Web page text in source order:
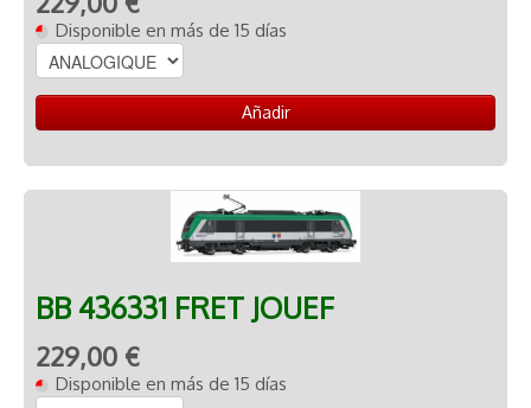
Disponible en más de 15 días
Añadir
BB 436331 FRET JOUEF
229,00 €
Disponible en más de 15 días